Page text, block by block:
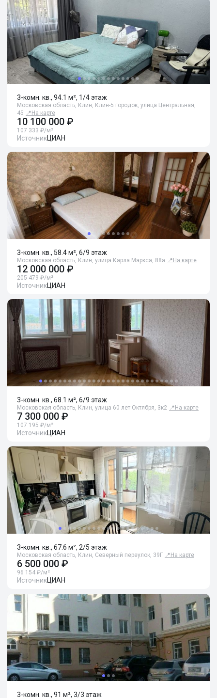
3-комн. кв., 94.1 м², 1/4 этаж
Московская область, Клин, Клин-5 городок, улица Центральная,
45 📍 На карте
10 100 000 ₽
107 333 ₽/м²
ИсточникЦИАН
3-комн. кв., 58.4 м², 6/9 этаж
Московская область, Клин, улица Карла Маркса, 88а 📍 На карте
12 000 000 ₽
205 479 ₽/м²
ИсточникЦИАН
3-комн. кв., 68.1 м², 6/9 этаж
Московская область, Клин, улица 60 лет Октября, 3к2 📍 На карте
7 300 000 ₽
107 195 ₽/м²
ИсточникЦИАН
3-комн. кв., 67.6 м², 2/5 этаж
Московская область, Клин, Северный переулок, 39Г 📍 На карте
6 500 000 ₽
96 154 ₽/м²
ИсточникЦИАН
3-комн. кв., 91 м², 3/3 этаж